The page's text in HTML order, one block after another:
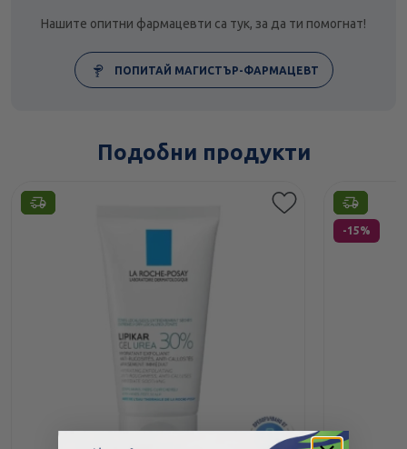
Нашите опитни фармацевти са тук, за да ти помогнат!
ПОПИТАЙ МАГИСТЪР-ФАРМАЦЕВТ
Подобни продукти
Етикети Етикети
-15%